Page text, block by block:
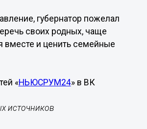
губернатор пожелал
своих родных, чаще
вместе и ценить семейные
«НЬЮСРУМ24» в ВК
источников